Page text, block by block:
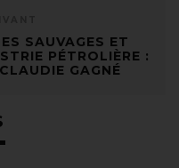
SAUVAGES ET
PÉTROLIÈRE :
GAGNÉ